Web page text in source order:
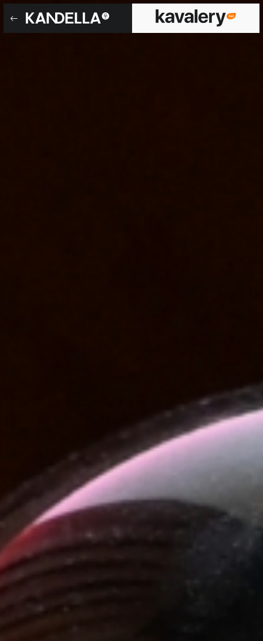
Andy Le Mabilay
Accéder directement au contenu de la page